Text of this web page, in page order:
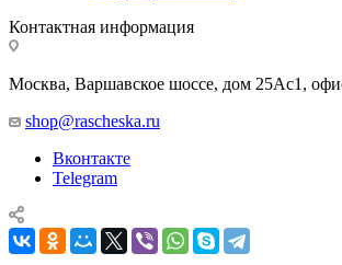
Контактная информация
Москва, Варшавское шоссе, дом 25Аc1,
shop@rascheska.ru
Вконтакте
Telegram